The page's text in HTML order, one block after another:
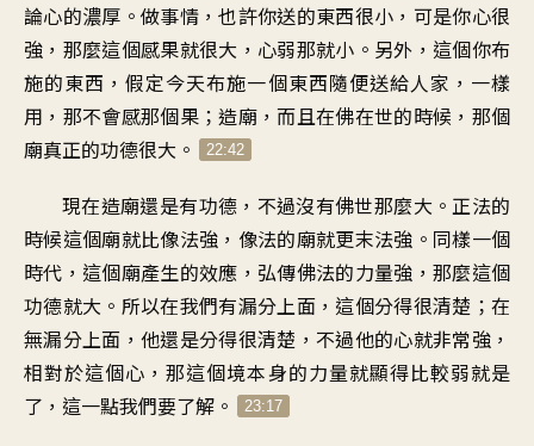
論心的濃厚。做事情，也許你送的東西很小，可是你心很
強，那麼這個感果就很大，心弱那就小。另外，這個你布
施的東西，假定今天布施一個東西隨便送給人家，一樣
用，那不會感那個果；造廟，而且在佛在世的時候，那個
廟真正的功德很大。
22:42
現在造廟還是有功德，不過沒有佛世那麼大。正法的
時候這個廟就比像法強，像法的廟就更末法強。同樣一個
時代，這個廟產生的效應，弘傳佛法的力量強，那麼這個
功德就大。所以在我們有漏分上面，這個分得很清楚；在
無漏分上面，他還是分得很清楚，不過他的心就非常強，
相對於這個心，那這個境本身的力量就顯得比較弱就是
了，這一點我們要了解。
23:17